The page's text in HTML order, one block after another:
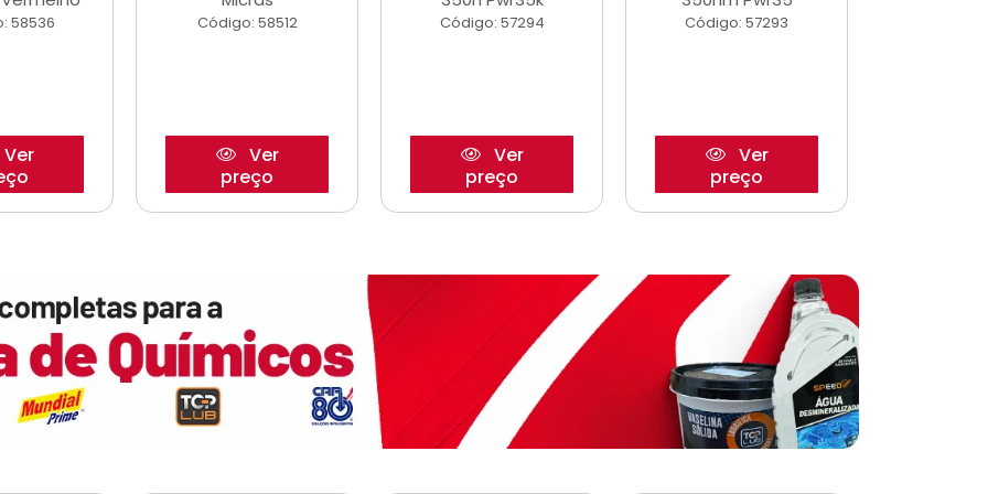
58536
Ver
Código: 58512
Ver
preço
Código: 57294
Ver
preço
Código: 57293
Ver
preço